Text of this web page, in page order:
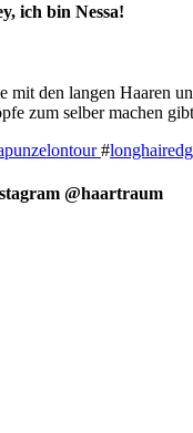
ich bin Nessa!
mit den langen Haaren
zum selber machen
#
@haartraum